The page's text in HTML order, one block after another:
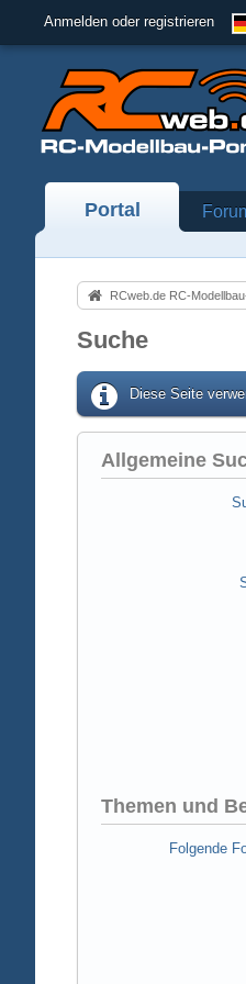
Anmelden oder registrieren
Portal
RCweb.de RC-
Suche
Diese Seite
Allgemeine
Themen und
Folgende